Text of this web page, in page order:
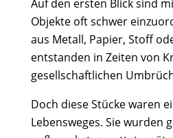
Auf den ersten Blick sind
Objekte oft schwer
aus Metall, Papier, Stoff
entstanden in Zeiten von
gesellschaftlichen
Doch diese Stücke waren
Lebensweges. Sie wurden